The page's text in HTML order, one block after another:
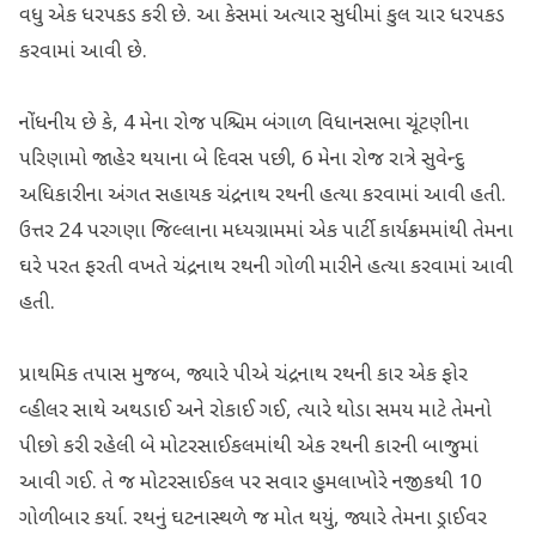
વધુ એક ધરપકડ કરી છે. આ કેસમાં અત્યાર સુધીમાં કુલ ચાર ધરપકડ
કરવામાં આવી છે.
નોંધનીય છે કે, 4 મેના રોજ પશ્ચિમ બંગાળ વિધાનસભા ચૂંટણીના
પરિણામો જાહેર થયાના બે દિવસ પછી, 6 મેના રોજ રાત્રે સુવેન્દુ
અધિકારીના અંગત સહાયક ચંદ્રનાથ રથની હત્યા કરવામાં આવી હતી.
ઉત્તર 24 પરગણા જિલ્લાના મધ્યગ્રામમાં એક પાર્ટી કાર્યક્રમમાંથી તેમના
ઘરે પરત ફરતી વખતે ચંદ્રનાથ રથની ગોળી મારીને હત્યા કરવામાં આવી
હતી.
પ્રાથમિક તપાસ મુજબ, જ્યારે પીએ ચંદ્રનાથ રથની કાર એક ફોર
વ્હીલર સાથે અથડાઈ અને રોકાઈ ગઈ, ત્યારે થોડા સમય માટે તેમનો
પીછો કરી રહેલી બે મોટરસાઈકલમાંથી એક રથની કારની બાજુમાં
આવી ગઈ. તે જ મોટરસાઈકલ પર સવાર હુમલાખોરે નજીકથી 10
ગોળીબાર કર્યા. રથનું ઘટનાસ્થળે જ મોત થયું, જ્યારે તેમના ડ્રાઈવર